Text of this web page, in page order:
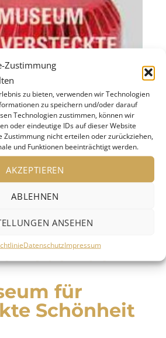
Zustimmung
zu bieten, verwenden wir Technologien
zu speichern und/oder darauf
Technologien zustimmen, können wir
oder eindeutige IDs auf dieser Website
Zustimmung nicht erteilen oder zurückziehen,
und Funktionen beeinträchtigt werden.
AKZEPTIEREN
ABLEHNEN
ANSEHEN
DatenschutzImpressum
der
für
Schönheit